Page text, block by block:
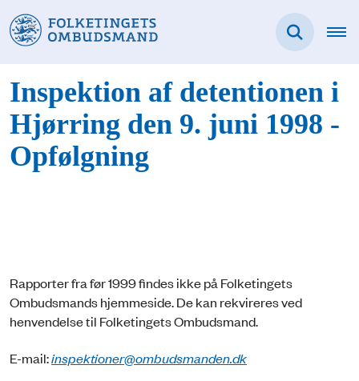
Inspektion af detentionen i
Hjørring den 9. juni 1998 -
Opfølgning
Rapporter fra før 1999 findes ikke på Folketingets
Ombudsmands hjemmeside. De kan rekvireres ved
henvendelse til Folketingets Ombudsmand.
E-mail:inspektioner@ombudsmanden.dk